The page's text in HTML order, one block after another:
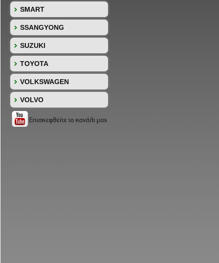
SMART
SSANGYONG
SUZUKI
TOYOTA
VOLKSWAGEN
VOLVO